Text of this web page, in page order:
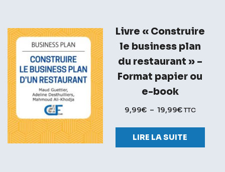
Livre « Construire
le business plan
du restaurant » –
Format papier ou
e-book
9,99€ – 19,99€TTC
LIRE LA SUITE